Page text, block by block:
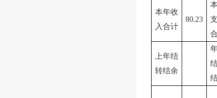
本年收
入合计
80.23
上年结
转结余